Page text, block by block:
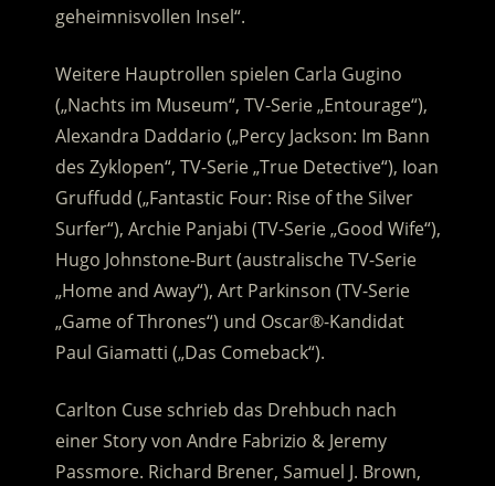
geheimnisvollen Insel“.
Weitere Hauptrollen spielen Carla Gugino
(„Nachts im Museum“, TV-Serie „Entourage“),
Alexandra Daddario („Percy Jackson: Im Bann
des Zyklopen“, TV-Serie „True Detective“), Ioan
Gruffudd („Fantastic Four: Rise of the Silver
Surfer“), Archie Panjabi (TV-Serie „Good Wife“),
Hugo Johnstone-Burt (australische TV-Serie
„Home and Away“), Art Parkinson (TV-Serie
„Game of Thrones“) und Oscar®-Kandidat
Paul Giamatti („Das Comeback“).
Carlton Cuse schrieb das Drehbuch nach
einer Story von Andre Fabrizio & Jeremy
Passmore. Richard Brener, Samuel J. Brown,